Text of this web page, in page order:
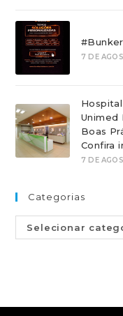
7 DE
Unimed
Boas
Confira
7 DE
Categorias
Selecionar